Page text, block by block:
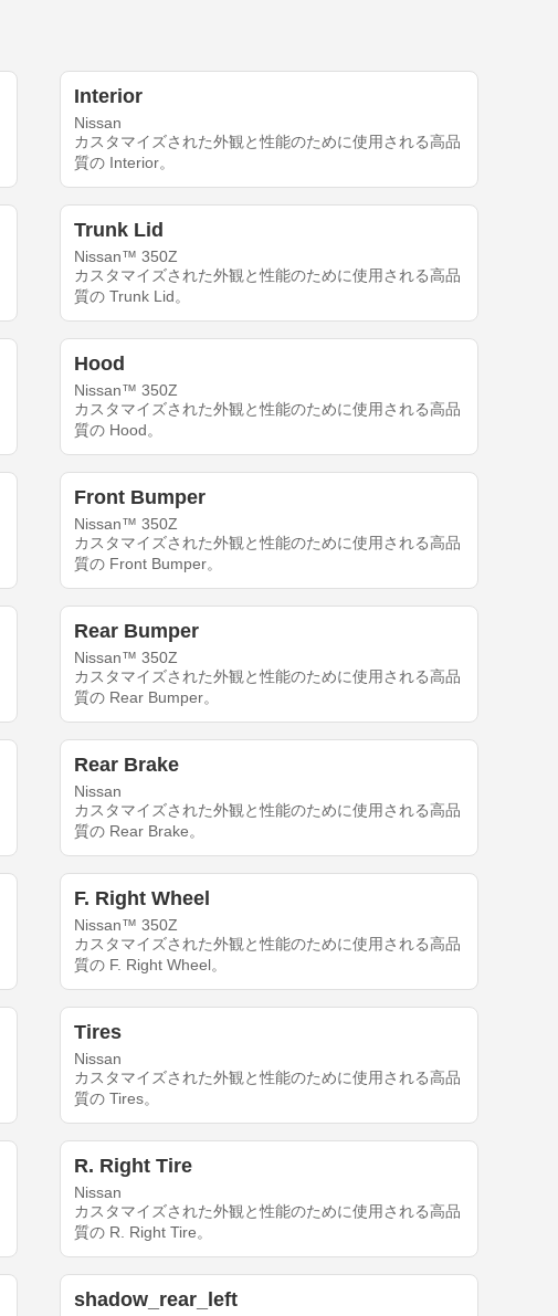
Interior
Nissan
カスタマイズされた外観と性能のために使用される高品
質の Interior。
Trunk Lid
Nissan™ 350Z
カスタマイズされた外観と性能のために使用される高品
質の Trunk Lid。
Hood
Nissan™ 350Z
カスタマイズされた外観と性能のために使用される高品
質の Hood。
Front Bumper
Nissan™ 350Z
カスタマイズされた外観と性能のために使用される高品
質の Front Bumper。
Rear Bumper
Nissan™ 350Z
カスタマイズされた外観と性能のために使用される高品
質の Rear Bumper。
Rear Brake
Nissan
カスタマイズされた外観と性能のために使用される高品
質の Rear Brake。
F. Right Wheel
Nissan™ 350Z
カスタマイズされた外観と性能のために使用される高品
質の F. Right Wheel。
Tires
Nissan
カスタマイズされた外観と性能のために使用される高品
質の Tires。
R. Right Tire
Nissan
カスタマイズされた外観と性能のために使用される高品
質の R. Right Tire。
shadow_rear_left